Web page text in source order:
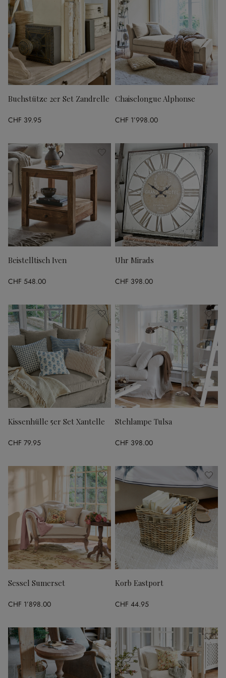
Buchstütze 2er Set Zandrelle
CHF 39.95
Chaiselongue Alphonse
CHF 1’998.00
Beistelltisch Iven
CHF 548.00
Uhr Mirads
CHF 398.00
Kissenhülle 5er Set Xantelle
CHF 79.95
Stehlampe Tulsa
CHF 398.00
Sessel Sumerset
CHF 1’898.00
Korb Eastport
CHF 44.95